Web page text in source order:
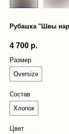
Рубашка "Швы
4 700 р.
Размер
Oversize
Состав
Хлопок
Цвет